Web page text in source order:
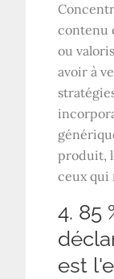
contenu
ou
avoir à
produit,
ceux
4. 85
est